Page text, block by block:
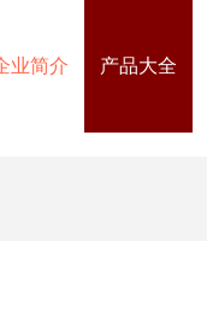
业简介 产品大全